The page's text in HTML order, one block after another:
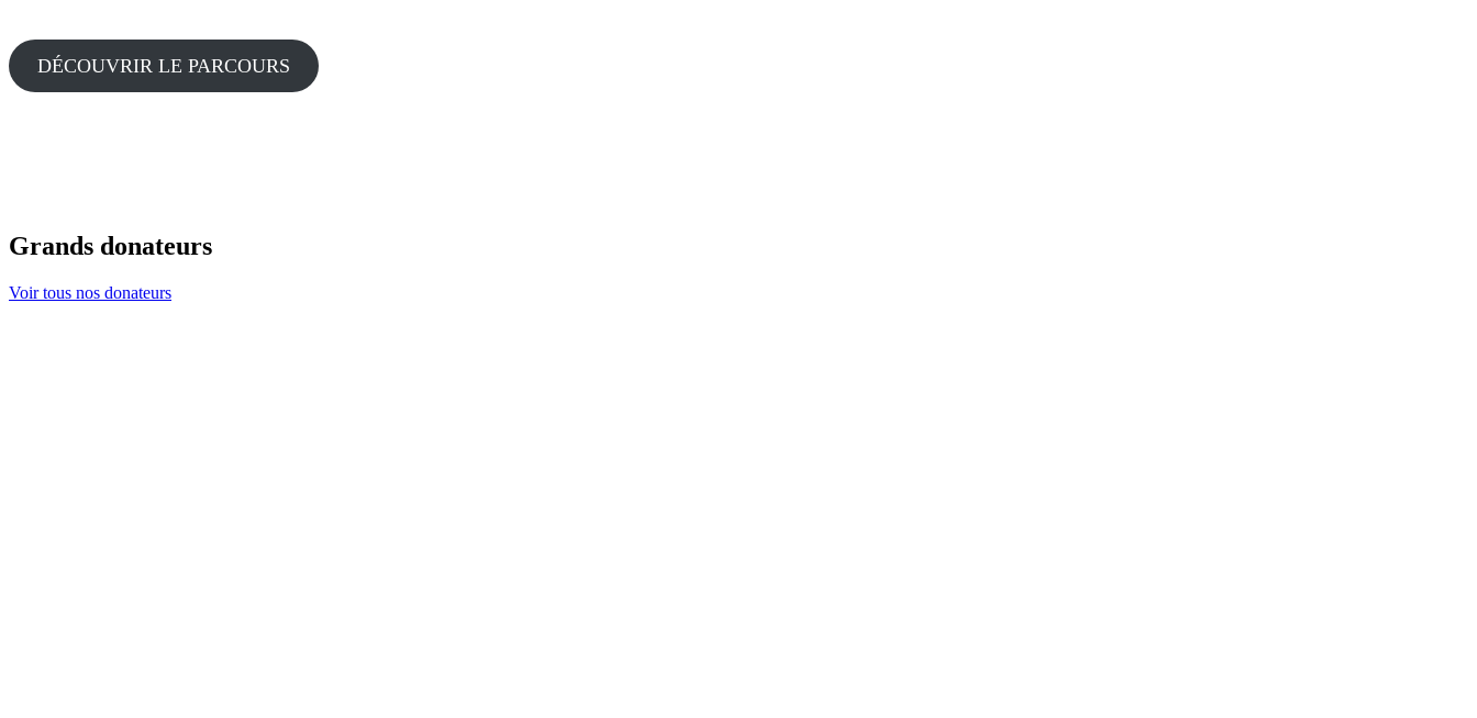
DÉCOUVRIR LE PARCOURS
Grands donateurs
Voir tous nos donateurs